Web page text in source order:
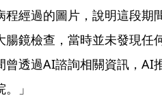
程經過的圖片，說明這段期
腸鏡檢查，當時並未發現任
曾透過AI諮詢相關資訊，AI
」